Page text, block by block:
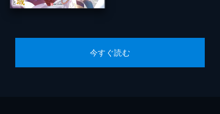
今すぐ読む